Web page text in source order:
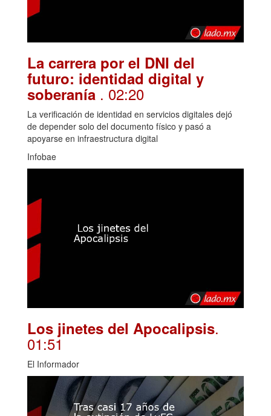
La carrera por el DNI del
futuro: identidad digital y
soberanía . 02:20
La verificación de identidad en servicios digitales dejó
de depender solo del documento físico y pasó a
apoyarse en infraestructura digital
Infobae
Los jinetes del Apocalipsis.
01:51
El Informador